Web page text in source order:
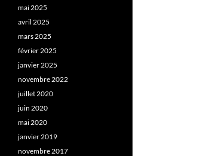
mai 2025
avril 2025
mars 2025
février 2025
janvier 2025
novembre 2022
juillet 2020
juin 2020
mai 2020
janvier 2019
novembre 2017